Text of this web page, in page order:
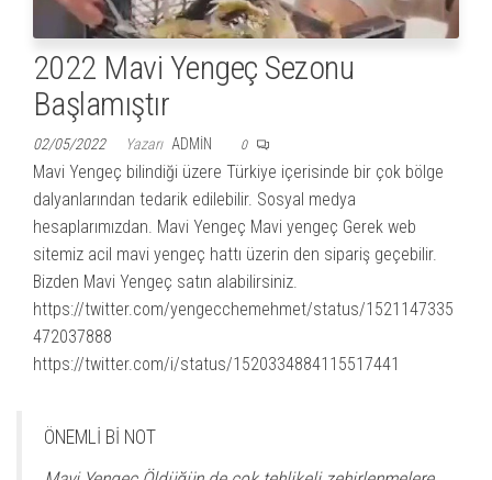
2022 Mavi Yengeç Sezonu
Başlamıştır
02/05/2022 Yazarı ADMIN 0
Mavi Yengeç bilindiği üzere Türkiye içerisinde bir çok bölge
dalyanlarından tedarik edilebilir. Sosyal medya
hesaplarımızdan. Mavi Yengeç Mavi yengeç Gerek web
sitemiz acil mavi yengeç hattı üzerin den sipariş geçebilir.
Bizden Mavi Yengeç satın alabilirsiniz.
https://twitter.com/yengecchemehmet/status/1521147335
472037888
https://twitter.com/i/status/1520334884115517441
ÖNEMLİ Bİ NOT